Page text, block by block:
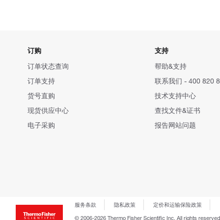
订购
订单状态查询
订单支持
货号直购
现货供应中心
电子采购
支持
帮助&支持
联系我们 - 400 820
技术支持中心
查找文件&证书
报告网站问题
服务条款 隐私政策
定价和运输保险政策
© 2006-2026 Thermo Fisher Scientific Inc. All rights